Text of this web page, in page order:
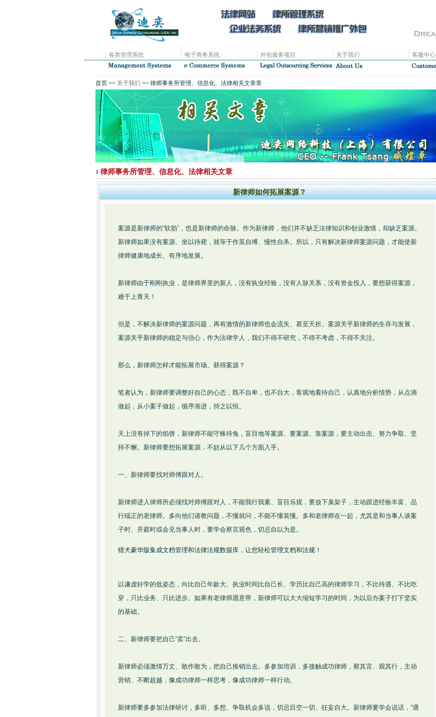
各类管理系统 电子商务系统 外包服务项目 关于我们 客服中心
首页 >> 关于我们 >> 律师事务所管理、信息化、法律相关文章章
律师事务所管理、信息化、法律相关文章
新律师如何拓展案源？
案源是新律师的“软肋”，也是新律师的命脉。作为新律师，他们并不缺乏法律知识和创业激情，却缺乏案源。
新律师如果没有案源、坐以待毙，就等于作茧自缚、慢性自杀。所以，只有解决新律师案源问题，才能使新
律师健康地成长、有序地发展。
新律师由于刚刚执业，是律师界里的新人，没有执业经验，没有人脉关系，没有资金投入，要想获得案源，
难于上青天！
但是，不解决新律师的案源问题，再有激情的新律师也会流失、甚至夭折。案源关乎新律师的生存与发展，
案源关乎新律师的稳定与信心，作为法律学人，我们不得不研究，不得不考虑，不得不关注。
那么，新律师怎样才能拓展市场、获得案源？
笔者认为，新律师要调整好自己的心态，既不自卑，也不自大，客观地看待自己，认真地分析情势，从点滴
做起，从小案子做起，循序渐进，持之以恒。
天上没有掉下的馅饼，新律师不能守株待兔，盲目地等案源、要案源、靠案源，要主动出击、努力争取、坚
持不懈。新律师要想拓展案源，不妨从以下几个方面入手。
一、新律师要找对师傅跟对人。
新律师进入律师所必须找对师傅跟对人，不能我行我素、盲目乐观，要放下臭架子，主动跟进经验丰富、品
行端正的老律师。多向他们请教问题，不懂就问，不能不懂装懂。多和老律师在一起，尤其是和当事人谈案
子时、开庭时或会见当事人时，要学会察言观色，切忌自以为是。
猎犬豪华版集成文档管理和法律法规数据库，让您轻松管理文档和法规！
以谦虚好学的低姿态，向比自己年龄大、执业时间比自己长、学历比自己高的律师学习，不比待遇、不比吃
穿，只比业务、只比进步。如果有老律师愿意带，新律师可以大大缩短学习的时间，为以后办案子打下坚实
的基础。
二、新律师要把自己“卖”出去。
新律师必须激情万丈、敢作敢为，把自己推销出去。多参加培训，多接触成功律师，察其言、观其行，主动
营销、不断超越，像成功律师一样思考，像成功律师一样行动。
新律师要多参加法律研讨，多听、多想、争取机会多说，切忌目空一切、狂妄自大。新律师要学会说话，“遇